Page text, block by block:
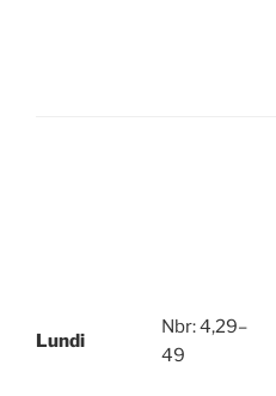
Lundi
Nbr: 4,29–
49